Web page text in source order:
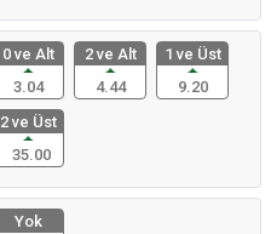
0 ve Alt
3.04
2 ve Alt
4.44
1 ve Üst
9.20
2 ve Üst
35.00
Yok